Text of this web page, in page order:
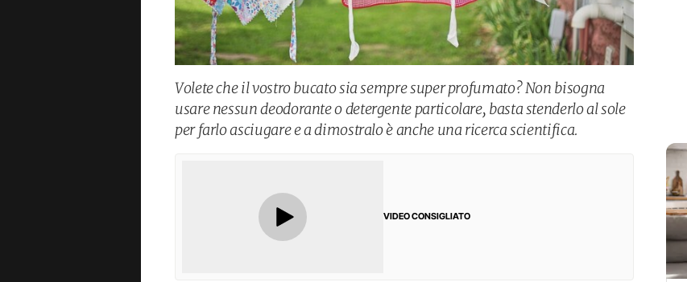
Volete che il vostro bucato sia sempre super profumato? Non bisogna
usare nessun deodorante o detergente particolare, basta stenderlo al sole
per farlo asciugare e a dimostralo è anche una ricerca scientifica.
VIDEO CONSIGLIATO